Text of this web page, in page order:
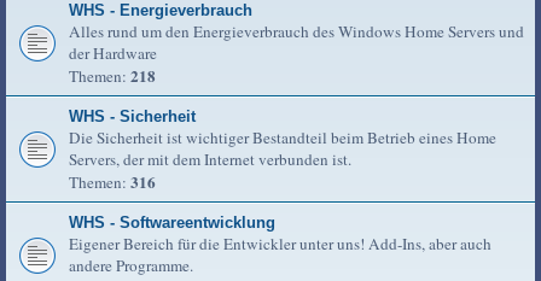
WHS - Energieverbrauch
Alles rund um den Energieverbrauch des Windows Home Servers und
der Hardware
Themen: 218
WHS - Sicherheit
Die Sicherheit ist wichtiger Bestandteil beim Betrieb eines Home
Servers, der mit dem Internet verbunden ist.
Themen: 316
WHS - Softwareentwicklung
Eigener Bereich für die Entwickler unter uns! Add-Ins, aber auch
andere Programme.